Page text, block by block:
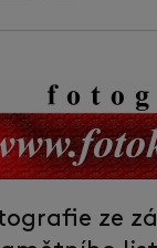
ze